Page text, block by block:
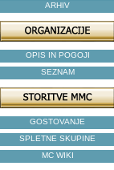
ARHIV
OPIS IN POGOJI
SEZNAM
GOSTOVANJE
SPLETNE SKUPINE
MC WIKI